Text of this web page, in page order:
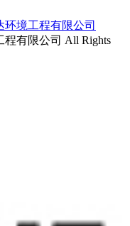
环境工程有限公司
程有限公司 All Rights